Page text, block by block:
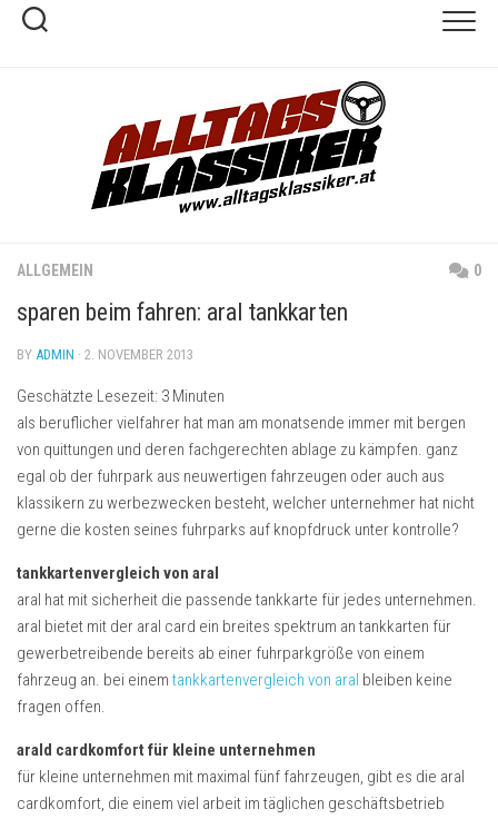
Skip
ALLGEMEIN 0
sparen beim fahren: aral tankkarten
BY ADMIN · 2. NOVEMBER 2013
Geschätzte Lesezeit: 3 Minuten
als beruflicher vielfahrer hat man am monatsende immer mit bergen
von quittungen und deren fachgerechten ablage zu kämpfen. ganz
egal ob der fuhrpark aus neuwertigen fahrzeugen oder auch aus
klassikern zu werbezwecken besteht, welcher unternehmer hat nicht
gerne die kosten seines fuhrparks auf knopfdruck unter kontrolle?
tankkartenvergleich von aral
aral hat mit sicherheit die passende tankkarte für jedes unternehmen.
aral bietet mit der aral card ein breites spektrum an tankkarten für
gewerbetreibende bereits ab einer fuhrparkgröße von einem
fahrzeug an. bei einem tankkartenvergleich von aral bleiben keine
fragen offen.
arald cardkomfort für kleine unternehmen
für kleine unternehmen mit maximal fünf fahrzeugen, gibt es die aral
cardkomfort, die einem viel arbeit im täglichen geschäftsbetrieb